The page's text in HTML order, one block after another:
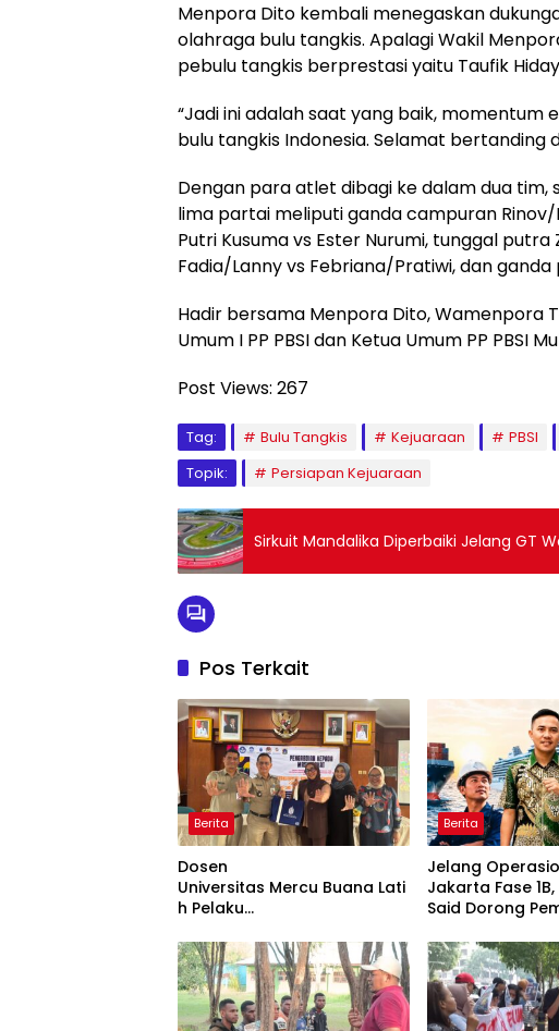
Menpora Dito kembali menegaskan
olahraga bulu tangkis. Apalagi Wakil
pebulu tangkis berprestasi yaitu Taufik
“Jadi ini adalah saat yang baik, momentum
bulu tangkis Indonesia. Selamat bertanding
Dengan para atlet dibagi ke dalam dua tim,
lima partai meliputi ganda campuran
Putri Kusuma vs Ester Nurumi, tunggal
Fadia/Lanny vs Febriana/Pratiwi, dan
Hadir bersama Menpora Dito, Wamenpora
Umum I PP PBSI dan Ketua Umum PP PBSI
Post Views: 267
Tag: Bulu Tangkis Kejuaraan PBSI
Topik:
Persiapan Kejuaraan
Sirkuit Mandalika Diperbaiki Jelang GT
Pos Terkait
Berita
Dosen
Universitas Mercu Buana Lati
h Pelaku
Lewat Kemasan
dan Pemasaran Digital
Berita
Jelang
Jakarta Fase
Said Dorong
Corridor